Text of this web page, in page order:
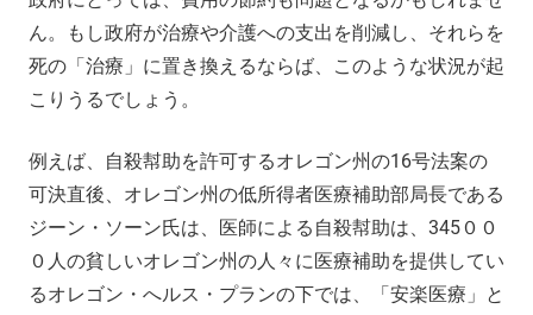
ん。もし政府が治療や介護への支出を削減し、それらを
死の「治療」に置き換えるならば、このような状況が起
こりうるでしょう。
例えば、自殺幇助を許可するオレゴン州の16号法案の
可決直後、オレゴン州の低所得者医療補助部局長である
ジーン・ソーン氏は、医師による自殺幇助は、345００
０人の貧しいオレゴン州の人々に医療補助を提供してい
るオレゴン・へルス・プランの下では、「安楽医療」と